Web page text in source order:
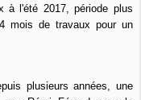
à l'été 2017, période plus
mois de travaux pour un
plusieurs années, une